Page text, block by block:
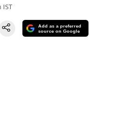
IST
Add as a preferred
source on Google